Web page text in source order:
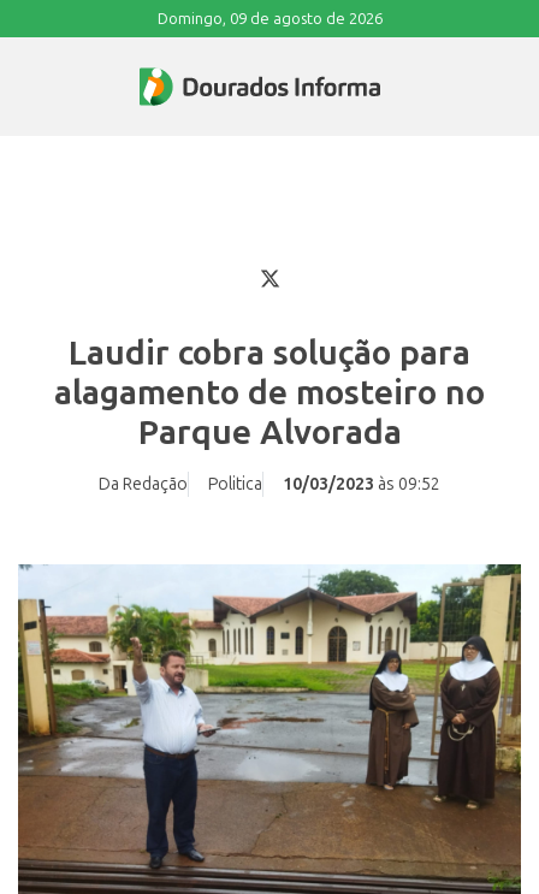
Domingo, 09 de agosto de 2026
Laudir cobra solução para
alagamento de mosteiro no
Parque Alvorada
Da Redação Politica 10/03/2023 às 09:52